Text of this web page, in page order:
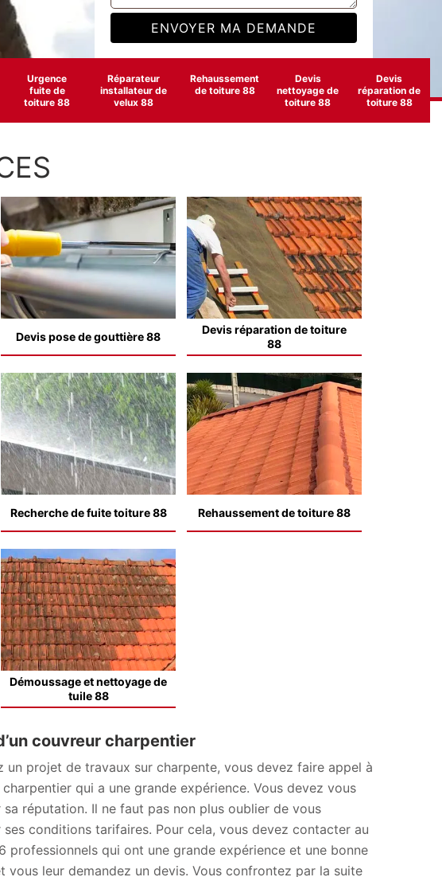
Urgence
fuite de
toiture 88
Réparateur
installateur de
velux 88
Rehaussement
de toiture 88
Devis
nettoyage de
toiture 88
Devis
réparation de
toiture 88
Devis pose de gouttière 88
Devis réparation de toiture
88
Recherche de fuite toiture 88 Rehaussement de toiture 88
Démoussage et nettoyage de
tuile 88
couvreur charpentier
un projet de travaux sur charpente, vous devez faire appel à
qui a une grande expérience. Vous devez vous
sa réputation. Il ne faut pas non plus oublier de vous
ses conditions tarifaires. Pour cela, vous devez contacter au
professionnels qui ont une grande expérience et une bonne
vous leur demandez un devis. Vous confrontez par la suite